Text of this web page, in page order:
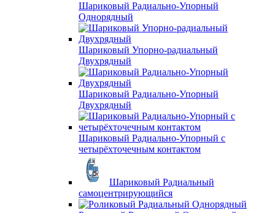
Шариковый Радиально-Упорный
Однорядный
Шариковый Упорно-радиальный
Двухрядный
Шариковый Радиально-Упорный
Двухрядный
Шариковый Радиально-Упорный с
четырёхточечным контактом
Шариковый Радиальный
самоцентрирующийся